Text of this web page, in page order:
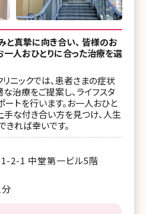
と真摯に向き合い、 皆様のお
⼀⼈おひとりに合った治療を選
ニックでは、患者さまの症状
治療をご提案し、ライフスタ
トを行います。お⼀⼈おひと
⼿な付き合い方を見つけ、⼈⽣
れば幸いです。
2-1 中堂第一ビル5階